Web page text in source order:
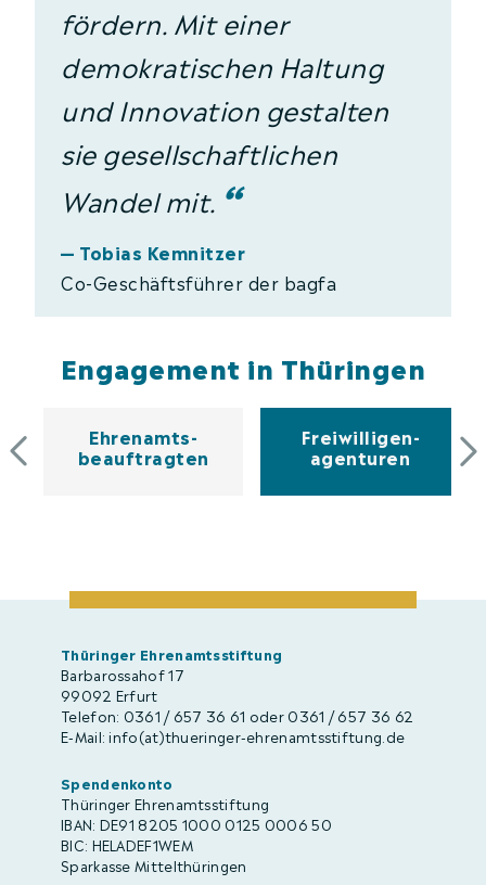
fördern. Mit einer
demokratischen Haltung
und Innovation gestalten
sie gesellschaftlichen
Wandel mit. “
— Tobias Kemnitzer
Co-Geschäftsführer der bagfa
Engagement in Thüringen
Ehrenamts­
beauftragten
Freiwilligen­
agenturen
Thüringer Ehrenamtsstiftung
Barbarossahof 17
99092 Erfurt
Telefon: 0361 / 657 36 61 oder 0361 / 657 36 62
E-Mail: info(at)thueringer-ehrenamtsstiftung.de
Spendenkonto
Thüringer Ehrenamtsstiftung
IBAN: DE91 8205 1000 0125 0006 50
BIC: HELADEF1WEM
Sparkasse Mittelthüringen